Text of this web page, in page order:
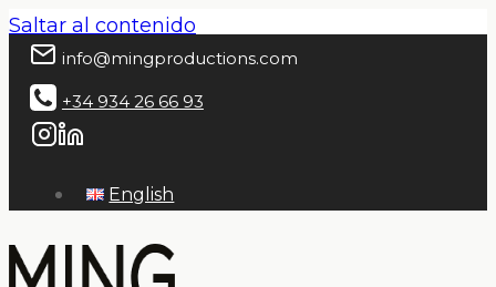
Saltar al contenido
info@mingproductions.com
+34 934 26 66 93
English